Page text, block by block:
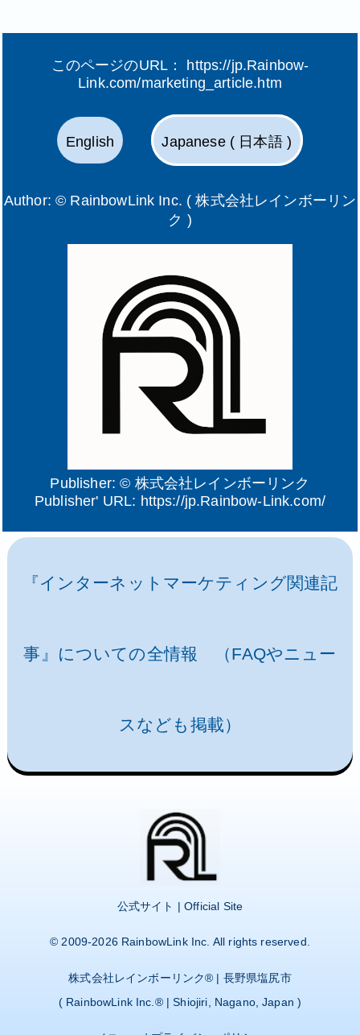
このページのURL： https://jp.Rainbow-
Link.com/marketing_article.htm
English Japanese ( 日本語 )
Author: © RainbowLink Inc. ( 株式会社レインボーリン
ク )
Publisher: © 株式会社レインボーリンク
Publisher' URL: https://jp.Rainbow-Link.com/
『インターネットマーケティング関連記
事』についての全情報 （FAQやニュー
スなども掲載）
公式サイト | Official Site
© 2009-2026 RainbowLink Inc. All rights reserved.
株式会社レインボーリンク® | 長野県塩尻市
( RainbowLink Inc. ® | Shiojiri, Nagano, Japan )